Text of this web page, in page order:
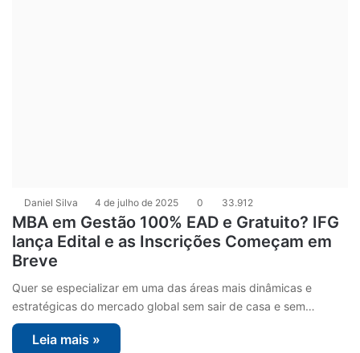
Daniel Silva 4 de julho de 2025 0 33.912
MBA em Gestão 100% EAD e Gratuito? IFG
lança Edital e as Inscrições Começam em
Breve
Quer se especializar em uma das áreas mais dinâmicas e
estratégicas do mercado global sem sair de casa e sem…
Leia mais »